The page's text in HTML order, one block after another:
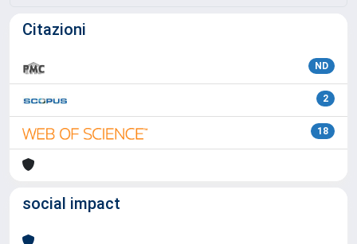
Citazioni
ND
2
18
social impact